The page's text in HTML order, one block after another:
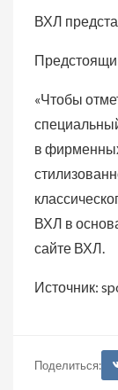
ВХЛ
«Чтобы
в
ВХЛ в
сайте ВХЛ.
Источник:
Поделиться: